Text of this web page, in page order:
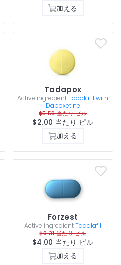
加える
Tadapox
Active ingredientTadalafil with
Dapoxetine
$5.59 当たり ピル
$2.00 当たり ピル
加える
Forzest
Active ingredientTadalafil
$9.31 当たり ピル
$4.00 当たり ピル
加える